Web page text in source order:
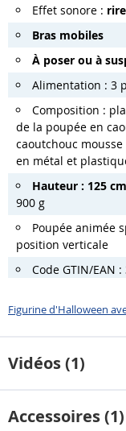
Effet sonore :
Bras mobiles
À poser ou à
Alimentation : 3
Composition :
de la poupée en
caoutchouc
en métal et
Hauteur : 125 cm
900 g
Poupée animée
position verticale
Code GTIN/EAN
Figurine d'Halloween
Vidéos (1)
Accessoires (1)